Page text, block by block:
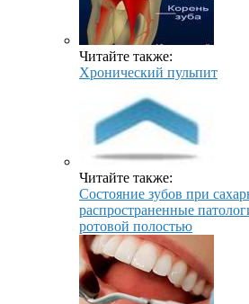
Читайте также:
Хронический пульпит
Читайте также:
Состояние зубов при
распространенные
ротовой полостью